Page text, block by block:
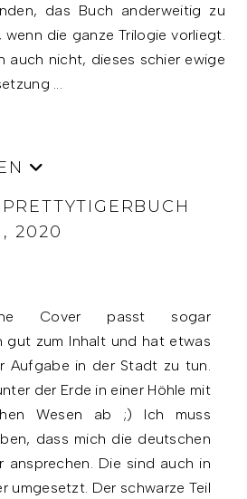
das Buch anderweitig zu
die ganze Trilogie vorliegt.
auch nicht, dieses schier ewige
...
2020
Cover passt sogar
gut zum Inhalt und hat etwas
Aufgabe in der Stadt zu tun.
der Erde in einer Höhle mit
Wesen ab ;) Ich muss
dass mich die deutschen
ansprechen. Die sind auch in
umgesetzt. Der schwarze Teil